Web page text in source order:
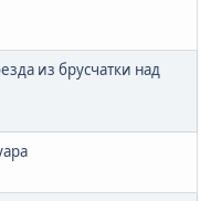
из брусчатки над